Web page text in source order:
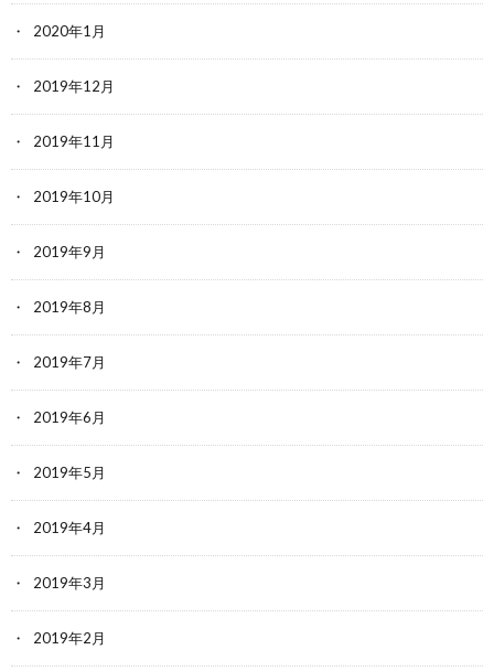
2020年1月
2019年12月
2019年11月
2019年10月
2019年9月
2019年8月
2019年7月
2019年6月
2019年5月
2019年4月
2019年3月
2019年2月